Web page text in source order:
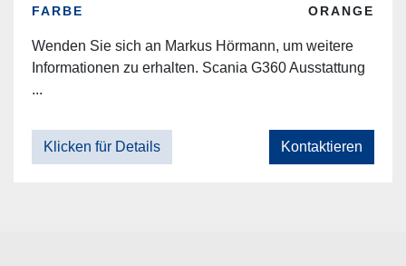
FARBE
ORANGE
Wenden Sie sich an Markus Hörmann, um weitere
Informationen zu erhalten. Scania G360 Ausstattung
...
Klicken für Details Kontaktieren